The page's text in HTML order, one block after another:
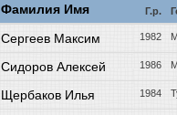
Фамилия Имя Г.р.
Сергеев Максим 1982
Сидоров Алексей 1986
Щербаков Илья 1984